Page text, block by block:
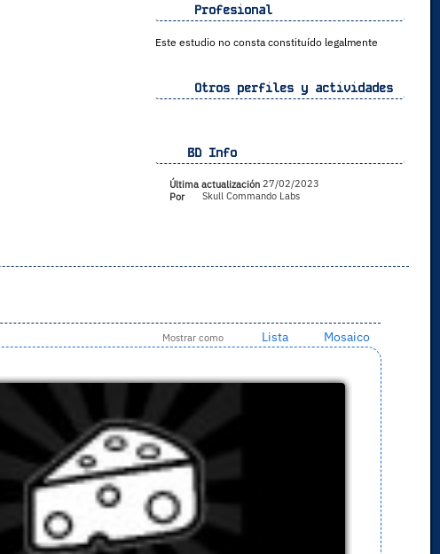
Profesional
Este estudio no consta constituído legalmente
Otros perfiles y actividades
BD Info
Última actualización27/02/2023
Por
Skull Commando Labs
Mostrar como Lista Mosaico